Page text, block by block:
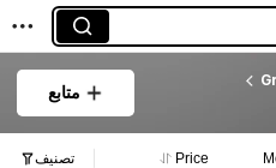
متابع
Price تصنيف